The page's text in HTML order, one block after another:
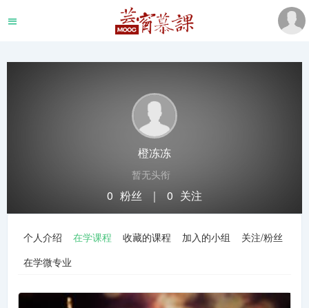
橙冻冻
暂无头衔
0 粉丝 ｜ 0 关注
个人介绍 在学课程 收藏的课程 加入的小组
关注/粉丝
在学微专业